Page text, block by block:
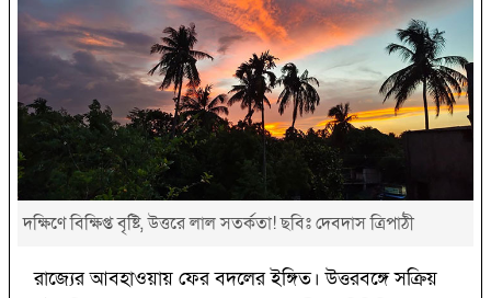
দক্ষিণে বিক্ষিপ্ত বৃষ্টি, উত্তরে লাল সতর্কতা! ছবিঃ দেবদাস ত্রিপাঠী
রাজ্যের আবহাওয়ায় ফের বদলের ইঙ্গিত। উত্তরবঙ্গে সক্রিয়